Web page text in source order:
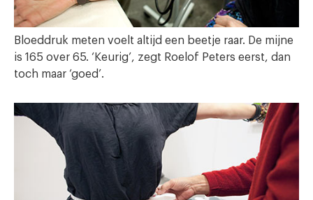
Bloeddruk meten voelt altijd een beetje raar. De mijne
is 165 over 65. ‘Keurig’, zegt Roelof Peters eerst, dan
toch maar ‘goed’.